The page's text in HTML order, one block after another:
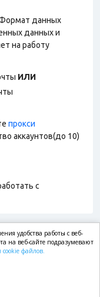
данных
данных и
на работу
ИЛИ
прокси
аккаунтов(до 10)
с
удобства работы с веб-
на веб-сайте подразумевают
cookie файлов.